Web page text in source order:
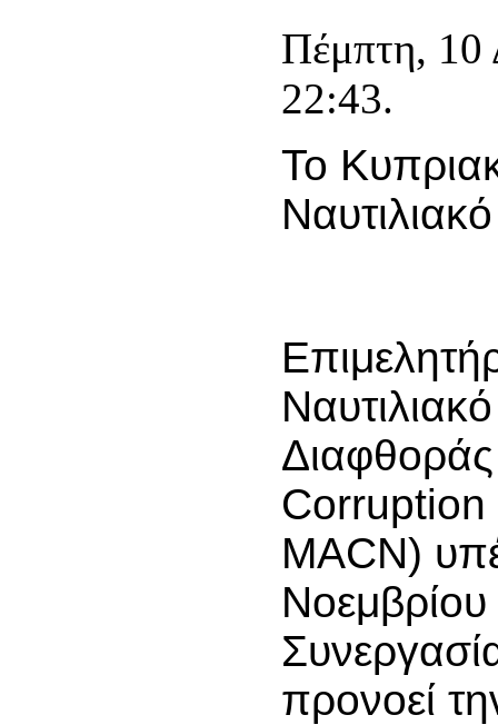
Πέμπτη, 10
22:43.
Το
Ναυτιλιακό
MACN)
προνοεί